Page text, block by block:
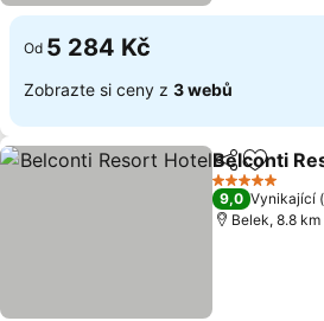
Od 5 284 Kč
Zobrazte si ceny z 3 webů
SdíletPřidat
Belconti
5 Počet
9,0 Vynikající
Belek, 8.8